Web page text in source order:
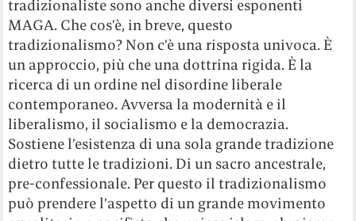
tradizionaliste sono anche diversi esponenti
MAGA. Che cos’è, in breve, questo
tradizionalismo? Non c’è una risposta univoca. È
un approccio, più che una dottrina rigida. È la
ricerca di un ordine nel disordine liberale
contemporaneo. Avversa la modernità e il
liberalismo, il socialismo e la democrazia.
Sostiene l’esistenza di una sola grande tradizione
dietro tutte le tradizioni. Di un sacro ancestrale,
pre-confessionale. Per questo il tradizionalismo
può prendere l’aspetto di un grande movimento